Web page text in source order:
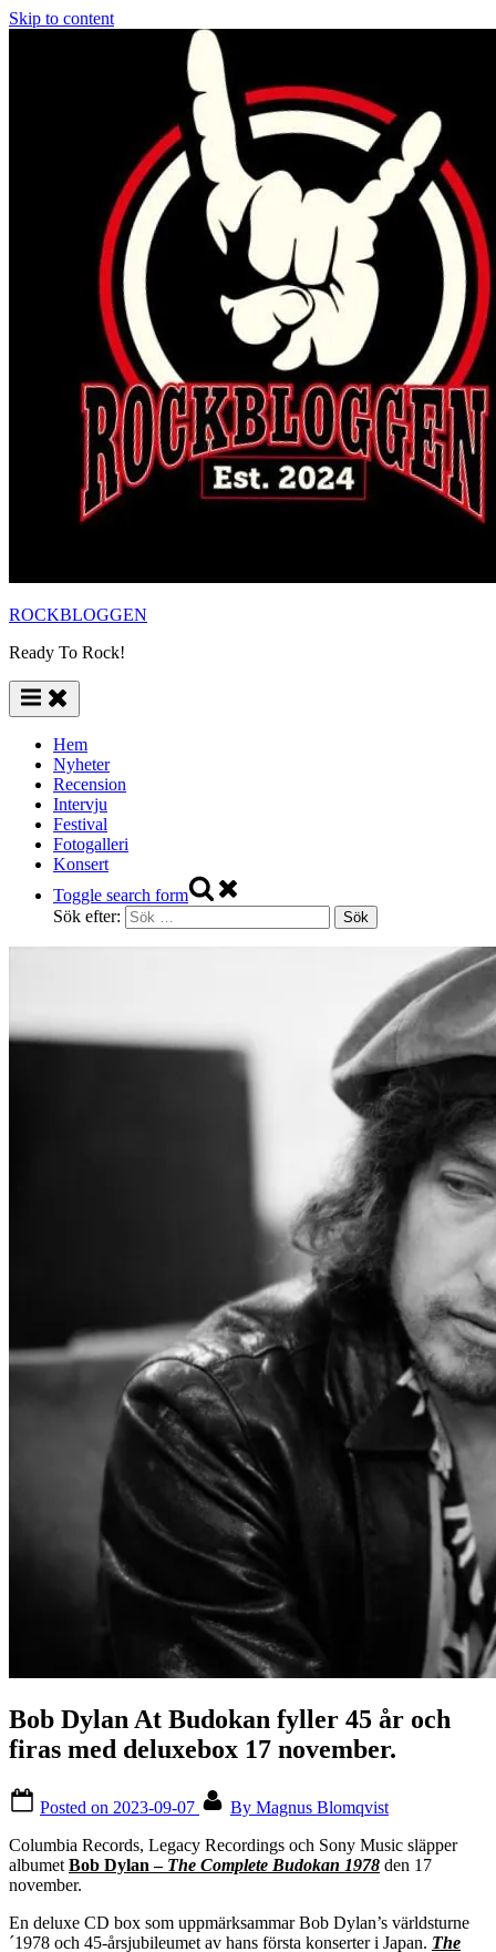
Skip to content
ROCKBLOGGEN
Ready To Rock!
Hem
Nyheter
Recension
Intervju
Festival
Fotogalleri
Konsert
Toggle search form
Sök efter:
Bob Dylan At Budokan fyller 45 år och
firas med deluxebox 17 november.
Posted on 2023-09-07 By Magnus Blomqvist
Columbia Records, Legacy Recordings och Sony Music släpper
albumet Bob Dylan – The Complete Budokan 1978 den 17
november.
En deluxe CD box som uppmärksammar Bob Dylan’s världsturne
´1978 och 45-årsjubileumet av hans första konserter i Japan. The